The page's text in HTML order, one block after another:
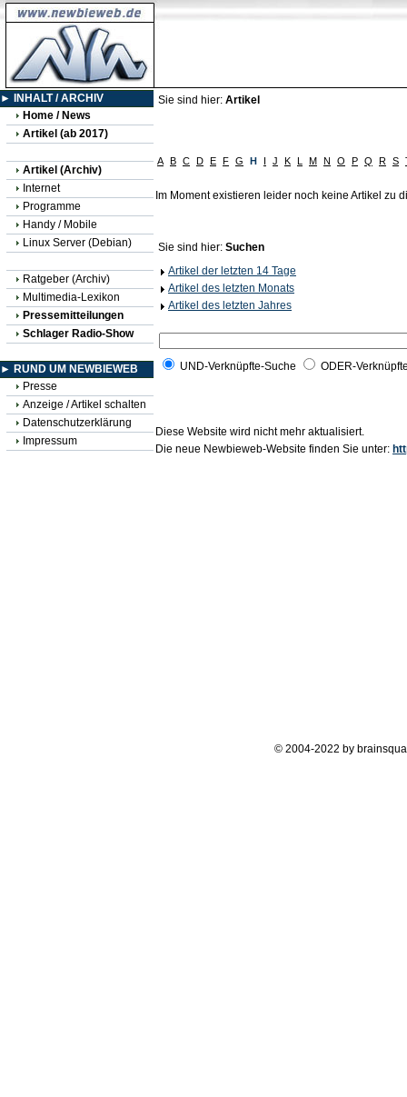
► INHALT / ARCHIV
Home / News
Artikel (ab 2017)
Artikel (Archiv)
Internet
Programme
Handy / Mobile
Linux Server (Debian)
Ratgeber (Archiv)
Multimedia-Lexikon
Pressemitteilungen
Schlager Radio-Show
► RUND UM NEWBIEWEB
Presse
Anzeige / Artikel schalten
Datenschutzerklärung
Impressum
Sie sind hier: Artikel
A B C D E F G H I J K L M N O P Q R S
Im Moment existieren leider noch keine Artikel zu
Sie sind hier: Suchen
Artikel der letzten 14 Tage
Artikel des letzten Monats
Artikel des letzten Jahres
UND-Verknüpfte-Suche ODER-
Diese Website wird nicht mehr aktualisiert.
Die neue Newbieweb-Website finden Sie unter:
© 2004-2022 by